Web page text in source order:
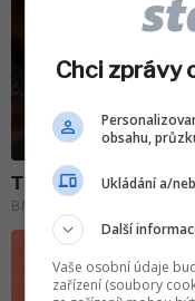
Chci zprávy
obsahu,
Ukládání a/
Další
Vaše osobní údaje
zařízení (soubory